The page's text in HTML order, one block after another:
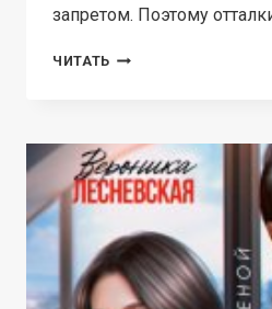
запретом. Поэтому
ЧИТАТЬ НЕ.РОДНАЯ